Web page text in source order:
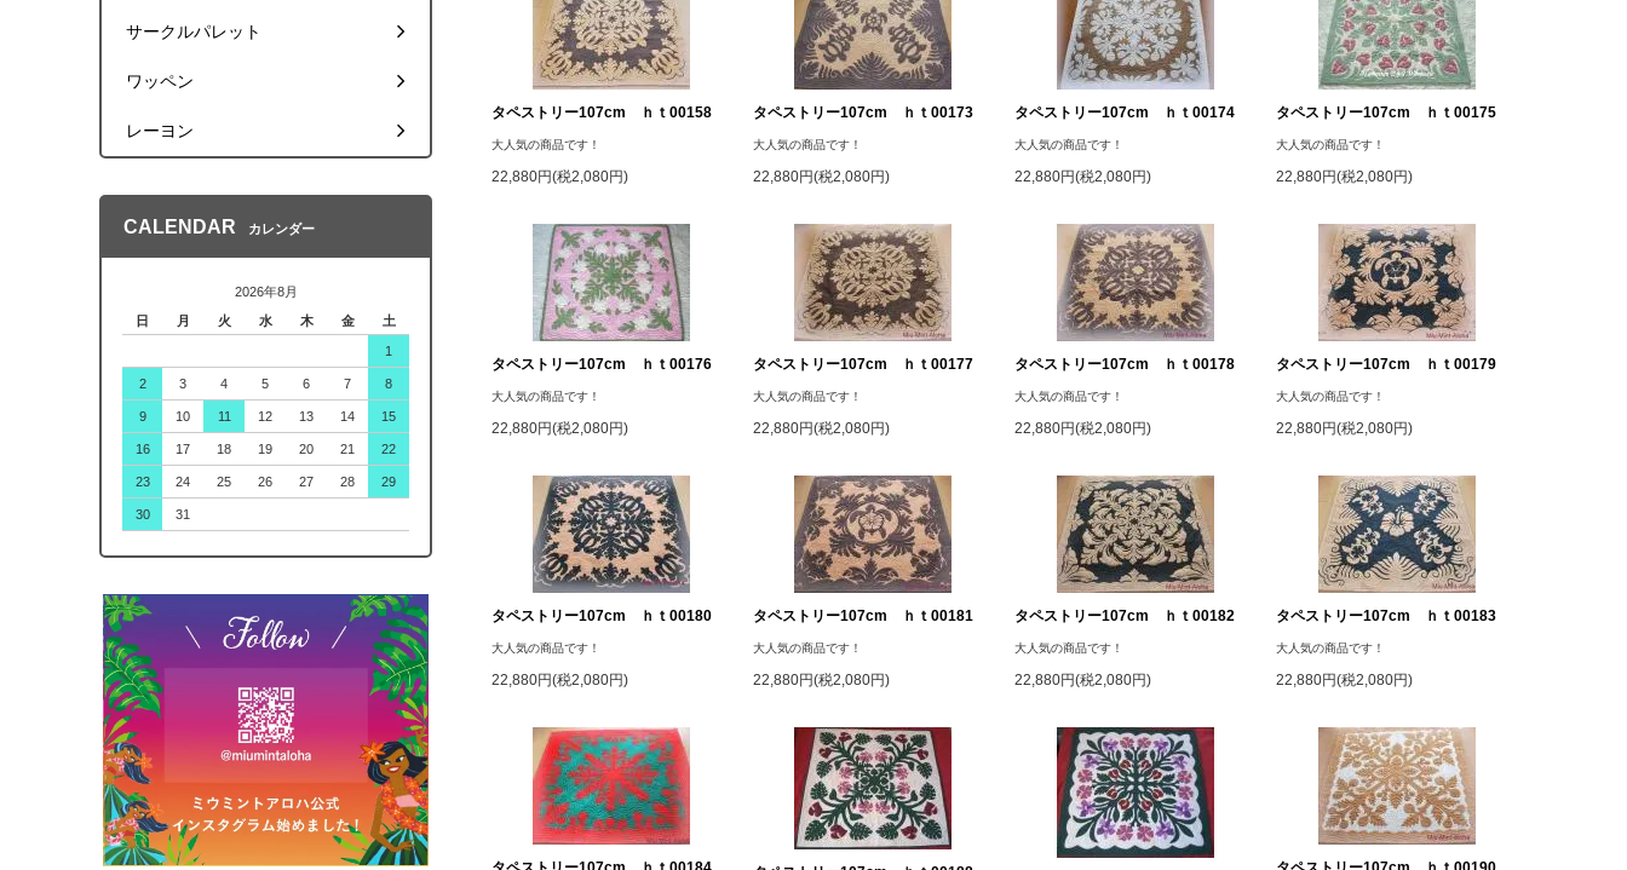
タペストリー107cm ｈｔ00158
大人気の商品です！
22,880円(税2,080円)
タペストリー107cm ｈｔ00173
大人気の商品です！
22,880円(税2,080円)
タペストリー107cm ｈｔ00174
大人気の商品です！
22,880円(税2,080円)
タペストリー107cm ｈｔ00175
大人気の商品です！
22,880円(税2,080円)
タペストリー107cm ｈｔ00176
大人気の商品です！
22,880円(税2,080円)
タペストリー107cm ｈｔ00177
大人気の商品です！
22,880円(税2,080円)
タペストリー107cm ｈｔ00178
大人気の商品です！
22,880円(税2,080円)
タペストリー107cm ｈｔ00179
大人気の商品です！
22,880円(税2,080円)
タペストリー107cm ｈｔ00180
大人気の商品です！
22,880円(税2,080円)
タペストリー107cm ｈｔ00181
大人気の商品です！
22,880円(税2,080円)
タペストリー107cm ｈｔ00182
大人気の商品です！
22,880円(税2,080円)
タペストリー107cm ｈｔ00183
大人気の商品です！
22,880円(税2,080円)
サークルパレット
ワッペン
レーヨン
CALENDAR カレンダー
2026年8月
日
月 火 水 木 金 土
1
2 3 4 5 6 7 8
9 10 11 12 13 14 15
16 17 18 19 20 21 22
23 24 25 26 27 28 29
30 31